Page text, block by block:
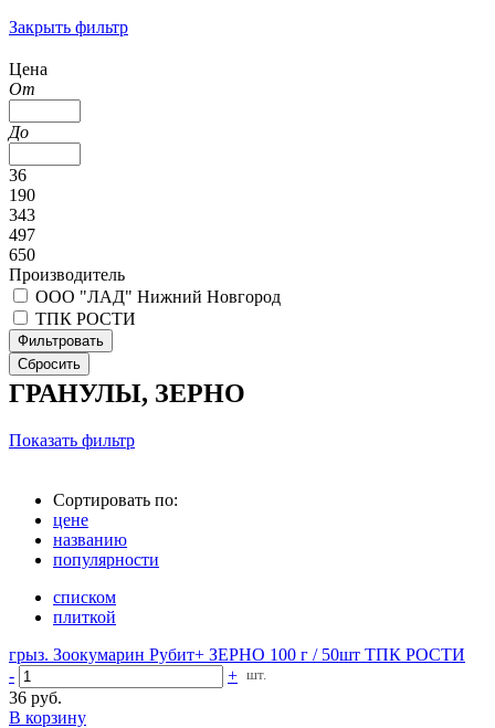
Закрыть фильтр
Цена
От
До
36
190
343
497
650
Производитель
ООО "ЛАД" Нижний Новгород
ТПК РОСТИ
ГРАНУЛЫ, ЗЕРНО
Показать фильтр
Сортировать по:
цене
названию
популярности
списком
плиткой
грыз. Зоокумарин Рубит+ ЗЕРНО 100 г / 50шт ТПК РОСТИ
-
+ шт.
36 руб.
В корзину